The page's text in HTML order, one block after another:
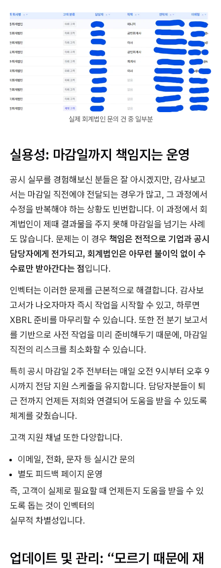
실제 회계법인 문의 건 중 일부분
실용성: 마감일까지 책임지는 운영
공시 실무를 경험해보신 분들은 잘 아시겠지만, 감사보고
서는 마감일 직전에야 전달되는 경우가 많고, 그 과정에서
수정을 반복해야 하는 상황도 빈번합니다. 이 과정에서 회
계법인이 제때 결과물을 주지 못해 마감일을 넘기는 사례
도 많습니다. 문제는 이 경우 책임은 전적으로 기업과 공시
담당자에게 전가되고, 회계법인은 아무런 불이익 없이 수
수료만 받아간다는 점입니다.
인벡터는 이러한 문제를 근본적으로 해결합니다. 감사보
고서가 나오자마자 즉시 작업을 시작할 수 있고, 하루면
XBRL 준비를 마무리할 수 있습니다. 또한 전 분기 보고서
를 기반으로 사전 작업을 미리 준비해두기 때문에, 마감일
직전의 리스크를 최소화할 수 있습니다.
특히 공시 마감일 2주 전부터는 매일 오전 9시부터 오후 9
시까지 전담 지원 스케줄을 유지합니다. 담당자분들이 퇴
근 전까지 언제든 저희와 연결되어 도움을 받을 수 있도록
체계를 갖췄습니다.
고객 지원 채널 또한 다양합니다.
이메일, 전화, 문자 등 실시간 문의
별도 피드백 페이지 운영
즉, 고객이 실제로 필요할 때 언제든지 도움을 받을 수 있
도록 돕는 것이 인벡터의
실무적 차별성입니다.
업데이트 및 관리: “모르기 때문에 재